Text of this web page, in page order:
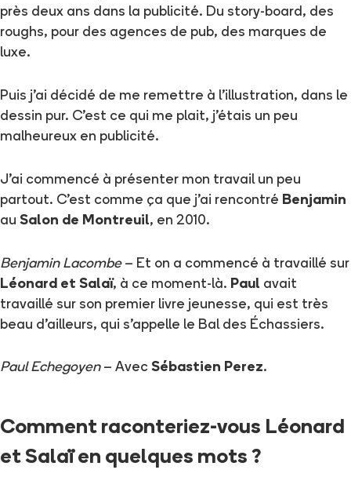
près deux ans dans la publicité. Du story-board, des
roughs, pour des agences de pub, des marques de
luxe.
Puis j'ai décidé de me remettre à l'illustration, dans le
dessin pur. C'est ce qui me plait, j'étais un peu
malheureux en publicité.
J'ai commencé à présenter mon travail un peu
partout. C'est comme ça que j'ai rencontré Benjamin
au Salon de Montreuil, en 2010.
Benjamin Lacombe– Et on a commencé à travaillé sur
Léonard et Salaï, à ce moment-là. Paul avait
travaillé sur son premier livre jeunesse, qui est très
beau d'ailleurs, qui s'appelle le Bal des Échassiers.
Paul Echegoyen– Avec Sébastien Perez.
Comment raconteriez-vous Léonard
et Salaï en quelques mots ?